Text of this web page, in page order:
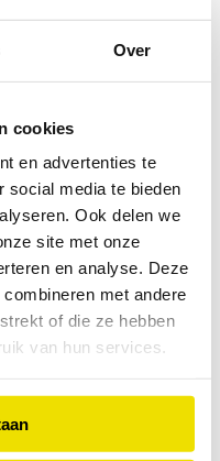
Over
cookies
en advertenties te
social media te bieden
Ook delen we
site met onze
en analyse. Deze
met andere
of die ze hebben
van hun services.
has occurred while
consolefor more